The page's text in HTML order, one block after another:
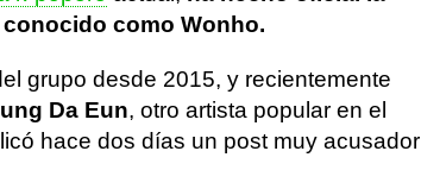
conocido como Wonho.
grupo desde 2015, y recientemente
Da Eun, otro artista popular en el
hace dos días un post muy acusador